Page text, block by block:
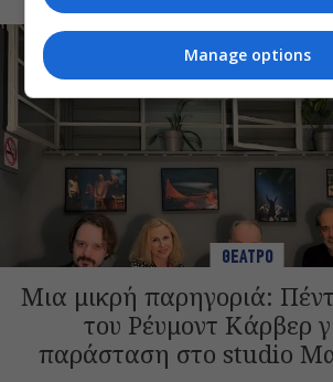
ΘΕΑΤΡΟ
Μια μικρή παρηγοριά:
του Ρέυμοντ Κάρβερ
παράσταση στο studio
Manage options